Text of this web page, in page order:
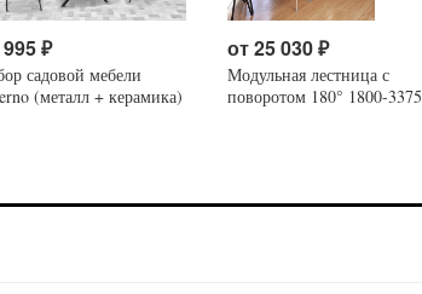
₽
садовой мебели
(металл + керамика)
от25 030₽
Модульная лестница с
поворотом 180° 1800-3375